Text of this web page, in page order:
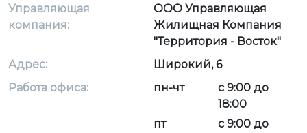
Управляющая
компания:
ООО Управляющая
Жилищная Компания
"Территория - Восток"
Адрес:
Широкий, 6
Работа офиса:
пн-чт
с 9:00 до
18:00
пт
с 9:00 до